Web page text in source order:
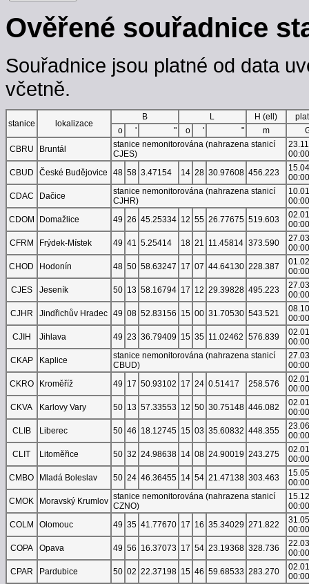
Ověřené souřadnice
Souřadnice jsou platné od data
včetně.
stanice lokalizace
B L H (ell)
o
' " o ' " m
CBRU
Bruntál
stanice nemonitorována (nahrazena stanicí
CJES)
00:00
CBUD
České Budějovice 48 58 3.47154 14 28 30.97608 456.223
00:00
CDAC
Dačice
stanice nemonitorována (nahrazena stanicí
CJHR)
00:00
CDOM
Domažlice 49 26 45.25334 12 55 26.77675 519.603
00:00
CFRM
Frýdek-Místek 49 41 5.25414 18 21 11.45814 373.590
00:00
CHOD
Hodonín 48 50 58.63247 17 07 44.64130 228.387
00:00
CJES
Jeseník 50 13 58.16794 17 12 29.39828 495.223
00:00
CJHR
Jindřichův Hradec 49 08 52.83156 15 00 31.70530 543.521
00:00
CJIH
Jihlava 49 23 36.79409 15 35 11.02462 576.839
00:00
CKAP
Kaplice
stanice nemonitorována (nahrazena stanicí
CBUD)
00:00
CKRO
Kroměříž 49 17 50.93102 17 24 0.51417 258.576
00:00
CKVA
Karlovy Vary 50 13 57.33553 12 50 30.75148 446.082
00:00
CLIB
Liberec 50 46 18.12745 15 03 35.60832 448.355
00:00
CLIT
Litoměřice 50 32 24.98638 14 08 24.90019 243.275
00:00
CMBO
Mladá Boleslav 50 24 46.36455 14 54 21.47138 303.463
00:00
CMOK
Moravský Krumlov stanice nemonitorována (nahrazena stanicí
CZNO)
00:00
COLM
Olomouc 49 35 41.77670 17 16 35.34029 271.822
00:00
COPA
Opava 49 56 16.37073 17 54 23.19368 328.736
00:00
CPAR
Pardubice 50 02 22.37198 15 46 59.68533 283.270
00:00